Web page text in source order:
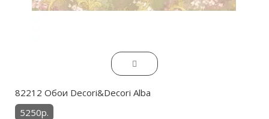
82212 Обои Decori&Decori Alba
5250р.